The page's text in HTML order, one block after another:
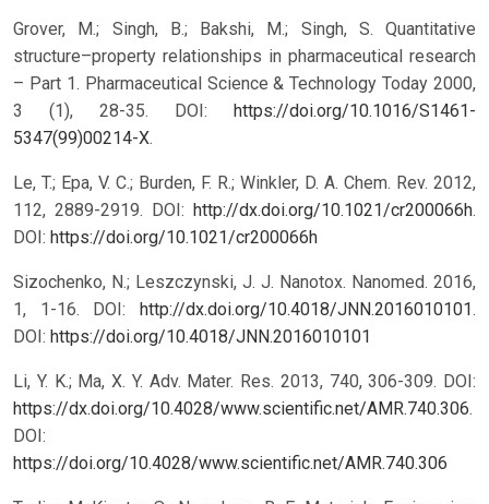
Grover, M.; Singh, B.; Bakshi, M.; Singh, S. Quantitative
structure–property relationships in pharmaceutical research
– Part 1. Pharmaceutical Science & Technology Today 2000,
3 (1), 28-35. DOI: https://doi.org/10.1016/S1461-
5347(99)00214-X.
Le, T.; Epa, V. C.; Burden, F. R.; Winkler, D. A. Chem. Rev. 2012,
112, 2889-2919. DOI: http://dx.doi.org/10.1021/cr200066h.
DOI: https://doi.org/10.1021/cr200066h
Sizochenko, N.; Leszczynski, J. J. Nanotox. Nanomed. 2016,
1, 1-16. DOI: http://dx.doi.org/10.4018/JNN.2016010101.
DOI: https://doi.org/10.4018/JNN.2016010101
Li, Y. K.; Ma, X. Y. Adv. Mater. Res. 2013, 740, 306-309. DOI:
https://dx.doi.org/10.4028/www.scientific.net/AMR.740.306.
DOI:
https://doi.org/10.4028/www.scientific.net/AMR.740.306